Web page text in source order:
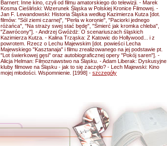
Barnert: Inne kino, czyli od filmu amatorskiego do telewizji. - Marek
Kosma Cieśliński: Wizerunek Śląska w Polskiej Kronice Filmowej. -
Jan F. Lewandowski: Historia Śląska według Kazimierza Kutza [dot.
filmów: "Sól ziemi czarnej", "Perła w koronie", "Paciorki jednego
różańca", "Na straży swej stać będę", "Śmierć jak kromka chleba",
"Zawrócony"]. - Andrzej Gwóżdż: O scenariuszach śląskich
Kazimierza Kutza. - Kalina Trząska: Z Katowic do Hollywood... i z
powrotem. Rzecz o Lechu Majewskim [dot. powieści Lecha
Majewskiego "Kasztanaja" i filmu zrealizowanego na jej podstawie pt.
"Lot świerkowej gęsi" oraz autobiograficznej opery "Pokój saren"]. -
Alicja Helman: Filmoznawstwo na Śląsku. - Adam Liberak: Dyskusyjne
kluby filmowe na Śląsku - jak to się zaczęło? - Lech Majewski: Kino
mojej młodości. Wspomnienie. [1998] - szczegóły